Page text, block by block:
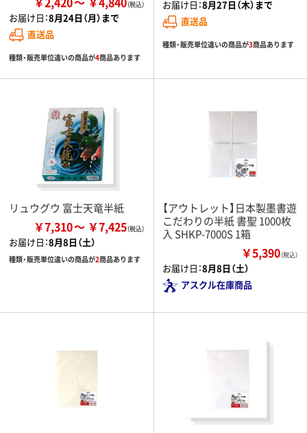
お届け日：8月24日（月）まで
直送品
種類・販売単位違いの商品が4商品あります
お届け日：8月27日（木）まで
直送品
種類・販売単位違いの商品が3商品あります
リュウグウ 富士天竜半紙
￥7,310 ￥7,425
お届け日：8月8日（土）
種類・販売単位違いの商品が2商品あります
【アウトレット】日本製墨書遊
こだわりの半紙 書聖 1000枚
入 SHKP-7000S 1箱
￥5,390（税込）
お届け日：8月8日（土）
アスクル在庫商品